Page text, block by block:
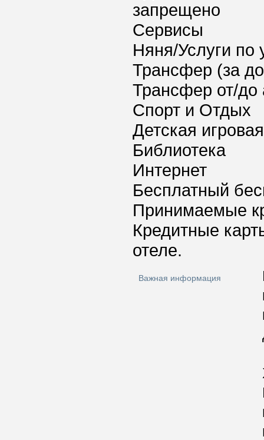
запрещено
Сервисы
Няня/Услуги по
Трансфер (за
Трансфер от/до
Спорт и Отдых
Детская
Библиотека
Интернет
Бесплатный
Принимаемые
Кредитные
отеле.
Важная информация